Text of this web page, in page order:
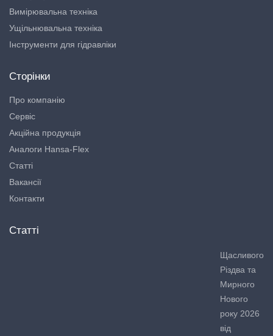
Вимірювальна техніка
Ущільнювальна техніка
Інструменти для гідравліки
Сторінки
Про компанію
Сервіс
Акційна продукція
Аналоги Hansa-Flex
Статті
Вакансії
Контакти
Статті
Щасливого
Різдва та
Мирного
Нового
року 2026
від